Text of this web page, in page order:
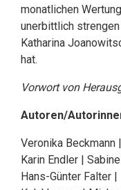
monatlichen
unerbittlich
Katharina
hat.
Vorwort von
Autoren/
Veronika Beckmann
Karin Endler |
Hans-Günter Falter